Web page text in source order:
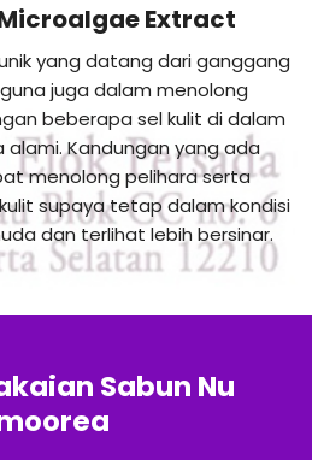
Extract
yang datang dari ganggang
juga dalam menolong
beberapa sel kulit di dalam
Kandungan yang ada
menolong pelihara serta
supaya tetap dalam kondisi
dan terlihat lebih bersinar.
Sabun Nu